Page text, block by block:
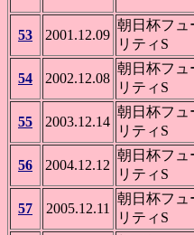
53 2001.12.09
朝日杯フュ
リティS
54 2002.12.08
朝日杯フュ
リティS
55 2003.12.14
朝日杯フュ
リティS
56 2004.12.12
朝日杯フュ
リティS
57 2005.12.11
朝日杯フュ
リティS